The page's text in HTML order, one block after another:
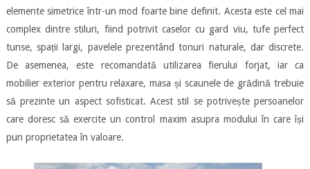
elemente simetrice într-un mod foarte bine definit. Acesta este cel mai
complex dintre stiluri, fiind potrivit caselor cu gard viu, tufe perfect
tunse, spații largi, pavelele prezentând tonuri naturale, dar discrete.
De asemenea, este recomandată utilizarea fierului forjat, iar ca
mobilier exterior pentru relaxare, masa și scaunele de grădină trebuie
să prezinte un aspect sofisticat. Acest stil se potrivește persoanelor
care doresc să exercite un control maxim asupra modului în care își
pun proprietatea în valoare.